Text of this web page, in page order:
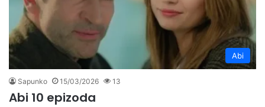
Abi
Sapunko 15/03/2026 13
Abi 10 epizoda